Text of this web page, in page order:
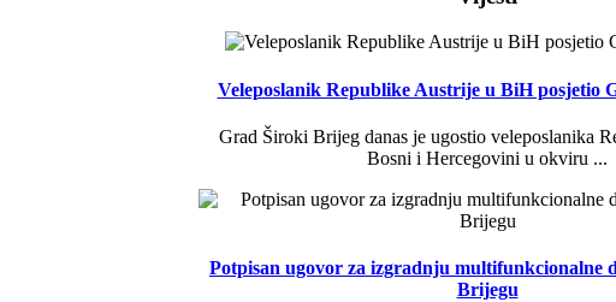
Veleposlanik Republike Austrije u BiH posjetio
Grad Široki Brijeg danas je ugostio veleposlanika
Bosni i Hercegovini u okviru ...
Potpisan ugovor za izgradnju multifunkcionalne
Brijegu